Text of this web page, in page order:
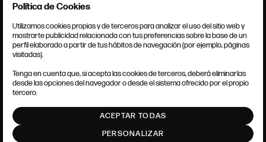
CONDICIONES GENERALES
POLÍTICA DE COOKIES
AJUSTE DE COOKIES
Política de Cookies
Utilizamos cookies propias y de terceros para analizar el uso del sitio web y
mostrarte publicidad relacionada con tus preferencias sobre la base de un
perfil elaborado a partir de tus hábitos de navegación (por ejemplo, páginas
visitadas).
Tenga en cuenta que, si acepta las cookies de terceros, deberá eliminarlas
desde las opciones del navegador o desde el sistema ofrecido por el propio
tercero.
ACEPTAR TODAS
PERSONALIZAR